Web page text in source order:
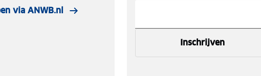
via ANWB.nl
Inschrijven